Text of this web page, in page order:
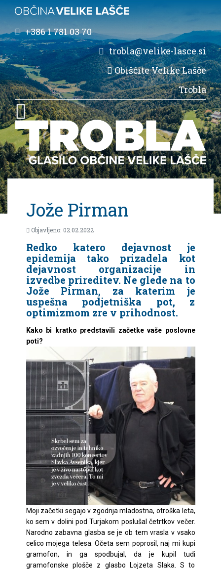
+386 1 781 03 70
trobla@velike-lasce.si
Obiščite Velike Lašče
Trobla
Jože Pirman
Objavljeno: 02.02.2022
Redko katero dejavnost je
epidemija tako prizadela kot
dejavnost organizacije in
izvedbe prireditev. Ne glede na to
Jože Pirman, za katerim je
uspešna podjetniška pot, z
optimizmom zre v prihodnost.
Kako bi kratko predstavili začetke vaše poslovne
poti?
Moji začetki segajo v zgodnja mladostna, otroška leta,
ko sem v dolini pod Turjakom poslušal četrtkov večer.
Narodno zabavna glasba se je ob tem vrasla v vsako
celico mojega telesa. Očeta sem poprosil, naj mi kupi
gramofon, in ga spodbujal, da je kupil tudi
gramofonske plošče z glasbo Lojzeta Slaka. S to